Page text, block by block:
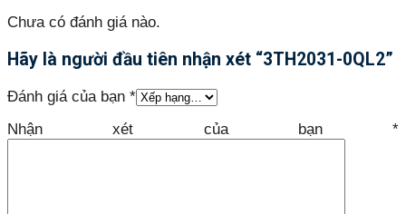
Chưa có đánh giá nào.
Hãy là người đầu tiên nhận xét “3TH2031-0QL2”
Đánh giá của bạn *
Nhận xét của bạn *